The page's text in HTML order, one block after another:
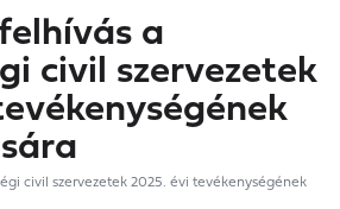
a
civil szervezetek
civil szervezetek 2025. évi tevékenységének